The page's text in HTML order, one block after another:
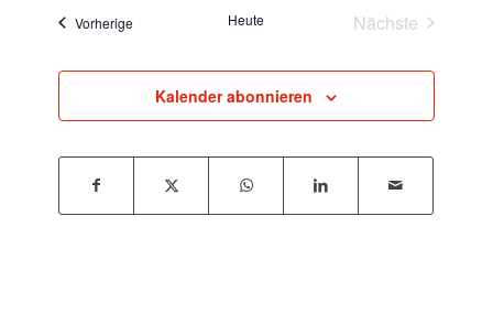
Vorherige VeranstaltungenHeute
Nächste
Kalender abonnieren